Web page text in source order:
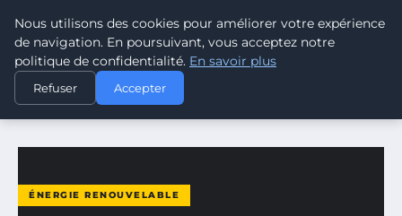
CLIMATE RESPONSE BLOG
ACCUEIL
ÉNERGIE RENOUVELABLE
LANCEMENT D’UNE CAMPAGNE COLLECTIVE : CETTE…
ÉNERGIE RENOUVELABLE
Nous utilisons des cookies pour améliorer votre expérience
de navigation. En poursuivant, vous acceptez notre
politique de confidentialité. En savoir plus
Refuser Accepter